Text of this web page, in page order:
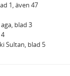
1, även 47
blad 3
Sultan, blad 5